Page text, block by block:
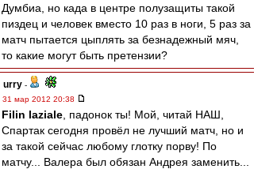
Думбиа, но када в центре полузащиты такой
пиздец и человек вместо 10 раз в ноги, 5 раз за
матч пытается цыплять за безнадежный мяч,
то какие могут быть претензии?
urry -
31 мар 2012 20:38
Filin laziale , падонок ты! Мой, читай НАШ,
Спартак сегодня провёл не лучший матч, но и
за такой сейчас любому глотку порву! По
матчу... Валера был обязан Андрея заменить...